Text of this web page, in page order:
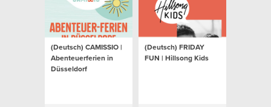
(Deutsch) CAMISSIO |
Abenteuerferien in
Düsseldorf
(Deutsch) FRIDAY
FUN | Hillsong Kids